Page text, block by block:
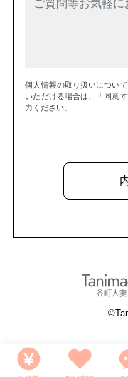
個人情報の取り扱いについて
いただける場合は、「同意
力ください。
谷町人